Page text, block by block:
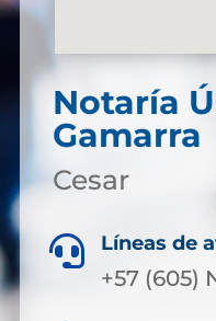
Notaría
Gamarra
Cesar
 Líneas de
+57 (605)